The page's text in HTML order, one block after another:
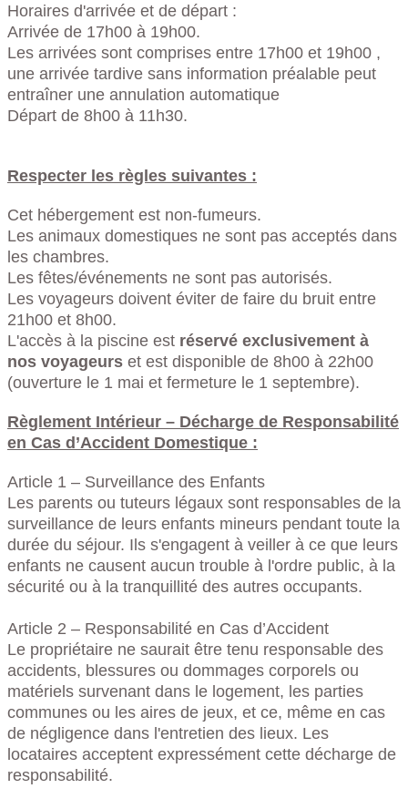
Horaires d'arrivée et de départ :
Arrivée de 17h00 à 19h00.
Les arrivées sont comprises entre 17h00 et 19h00 ,
une arrivée tardive sans information préalable peut
entraîner une annulation automatique
Départ de 8h00 à 11h30.
Respecter les règles suivantes :
Cet hébergement est non-fumeurs.
Les animaux domestiques ne sont pas acceptés dans
les chambres.
Les fêtes/événements ne sont pas autorisés.
Les voyageurs doivent éviter de faire du bruit entre
21h00 et 8h00.
L'accès à la piscine est réservé exclusivement à
nos voyageurs et est disponible de 8h00 à 22h00
(ouverture le 1 mai et fermeture le 1 septembre).
Règlement Intérieur – Décharge de Responsabilité
en Cas d’Accident Domestique :
Article 1 – Surveillance des Enfants
Les parents ou tuteurs légaux sont responsables de la
surveillance de leurs enfants mineurs pendant toute la
durée du séjour. Ils s'engagent à veiller à ce que leurs
enfants ne causent aucun trouble à l'ordre public, à la
sécurité ou à la tranquillité des autres occupants.
Article 2 – Responsabilité en Cas d’Accident
Le propriétaire ne saurait être tenu responsable des
accidents, blessures ou dommages corporels ou
matériels survenant dans le logement, les parties
communes ou les aires de jeux, et ce, même en cas
de négligence dans l'entretien des lieux. Les
locataires acceptent expressément cette décharge de
responsabilité.